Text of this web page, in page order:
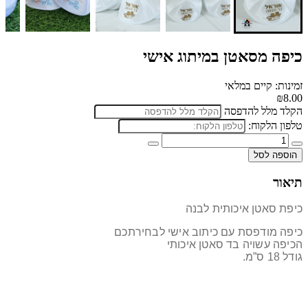
כיפה מסאטן במיתוג אישי
זמינות: קיים במלאי
₪8.00
הקלד מלל להדפסה
טלפון הלקוח:
הוספה לסל
תיאור
כיפת סאטן איכותית לבנה
כיפה מודפסת עם כיתוב אישי לבחירתכם
הכיפה עשויה בד סאטן איכותי
גודל 18 ס”מ.